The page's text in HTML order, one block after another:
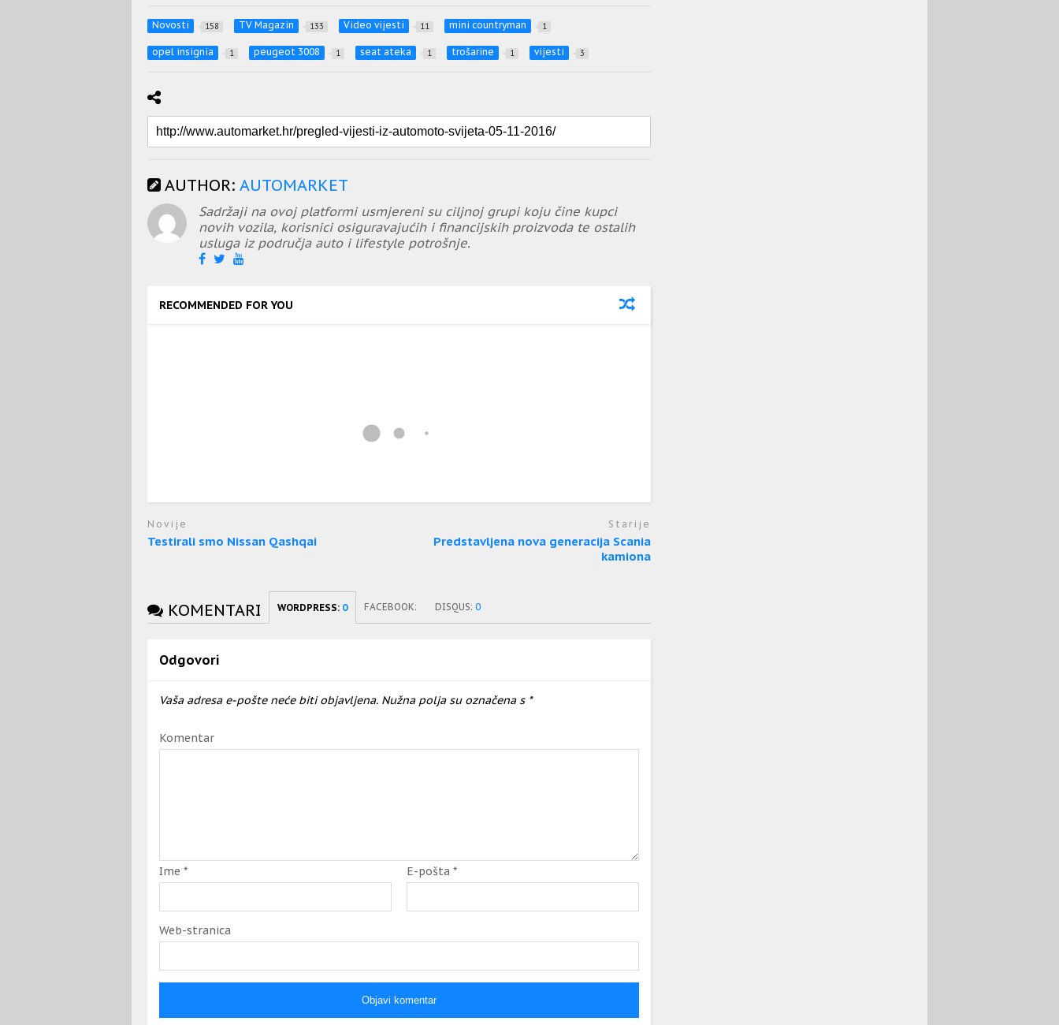
Novosti 158 TV Magazin 133 Video vijesti 11 mini countryman 1
opel insignia 1 peugeot 3008 1 seat ateka 1 trošarine 1 vijesti 3
AUTHOR: AUTOMARKET
Sadržaji na ovoj platformi usmjereni su ciljnoj grupi koju čine kupci
novih vozila, korisnici osiguravajućih i financijskih proizvoda te ostalih
usluga iz područja auto i lifestyle potrošnje.
RECOMMENDED FOR YOU
Novije
Testirali smo Nissan Qashqai
Starije
Predstavljena nova generacija Scania
kamiona
KOMENTARI WORDPRESS: 0 FACEBOOK: DISQUS: 0
Odgovori
Vaša adresa e-pošte neće biti objavljena.Nužna polja su označena s *
Komentar
Ime * E-pošta *
Web-stranica